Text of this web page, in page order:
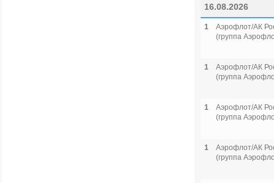
16.08.2026
1
Аэрофлот/АК
(группа
1
Аэрофлот/АК
(группа
1
Аэрофлот/АК
(группа
1
Аэрофлот/АК
(группа